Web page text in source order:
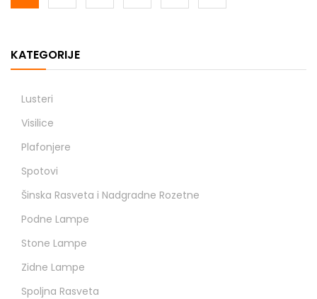
KATEGORIJE
Lusteri
Visilice
Plafonjere
Spotovi
Šinska Rasveta i Nadgradne Rozetne
Podne Lampe
Stone Lampe
Zidne Lampe
Spoljna Rasveta